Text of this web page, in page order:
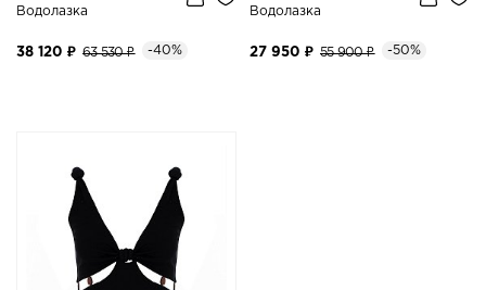
Водолазка
38 120 ₽ 63 530 ₽ -40%
Водолазка
27 950 ₽ 55 900 ₽ -50%